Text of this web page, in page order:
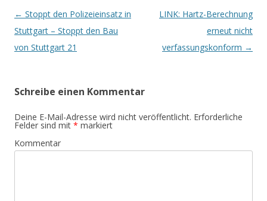
Beitrags-
Navigation
← Stoppt den Polizeieinsatz in
Stuttgart – Stoppt den Bau
von Stuttgart 21
LINK: Hartz-Berechnung
erneut nicht
verfassungskonform →
Schreibe einen Kommentar
Deine E-Mail-Adresse wird nicht veröffentlicht. Erforderliche
Felder sind mit * markiert
Kommentar